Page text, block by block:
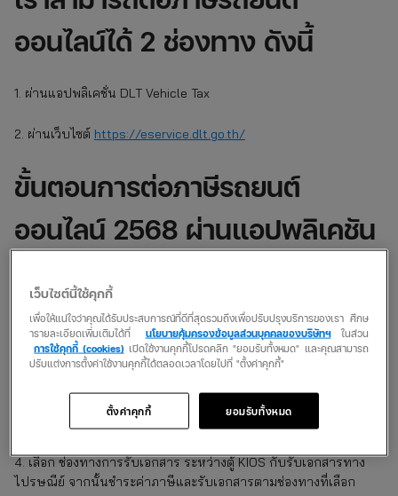
ออนไลน์ได้ 2 ช่องทาง ดังนี้
1. ผ่านแอปพลิเคชั่น DLT Vehicle Tax
2. ผ่านเว็บไซต์ https://eservice.dlt.go.th/
ขั้นตอนการต่อภาษีรถยนต์
ออนไลน์ 2568 ผ่านแอปพลิเคชัน
1. ดาวน์โหลดแอปพลิเคชัน DLT Vehicle Tax และลงทะเบียน
2. กดเลือก รูปแบบชำระภาษี ระหว่างชำระภาษีรถตัวเองกับชำระภาษี
แทนเจ้าของรถ จากนั้นกรอกเลขที่บัตรประชาชน หรือเลขจดทะเบียน
นิติบุคคล
3. กดเลือกประเภทของรถยนต์ที่ต้องการชำระภาษี ใส่เลขทะเบียน
รถยนต์ และใส่ข้อมูลพ.ร.บ.รถยนต์
4. เลือก ช่องทางการรับเอกสาร ระหว่างตู้ KIOS กับรับเอกสารทาง
ไปรษณีย์ จากนั้นชำระค่าภาษีและรับเอกสารตามช่องทางที่เลือก
เว็บไซต์นี้ใช้คุกกี้
เพื่อให้แน่ใจว่าคุณได้รับประสบการณ์ที่ดีที่สุดรวมถึงเพื่อปรับปรุงบริการของเรา ศึกษ
ารายละเอียดเพิ่มเติมได้ที่
นโยบายคุ้มครองข้อมูลส่วนบุคคลของบริษัทฯในส่วน
การใช้คุกกี้ (cookies) เปิดใช้งานคุกกี้โปรดคลิก "ยอมรับทั้งหมด" และคุณสามารถ
ปรับแต่งการตั้งค่าใช้งานคุกกี้ได้ตลอดเวลาโดยไปที่ "ตั้งค่าคุกกี้"
ยอมรับทั้งหมด
ตั้งค่าคุกกี้